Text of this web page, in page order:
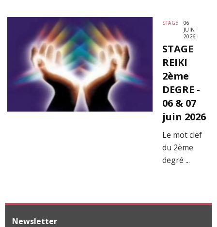
STAGE
06
JUIN
2026
STAGE
REIKI
2ème
DEGRE -
06 & 07
juin 2026
Le mot clef
du 2ème
degré ...
Newsletter